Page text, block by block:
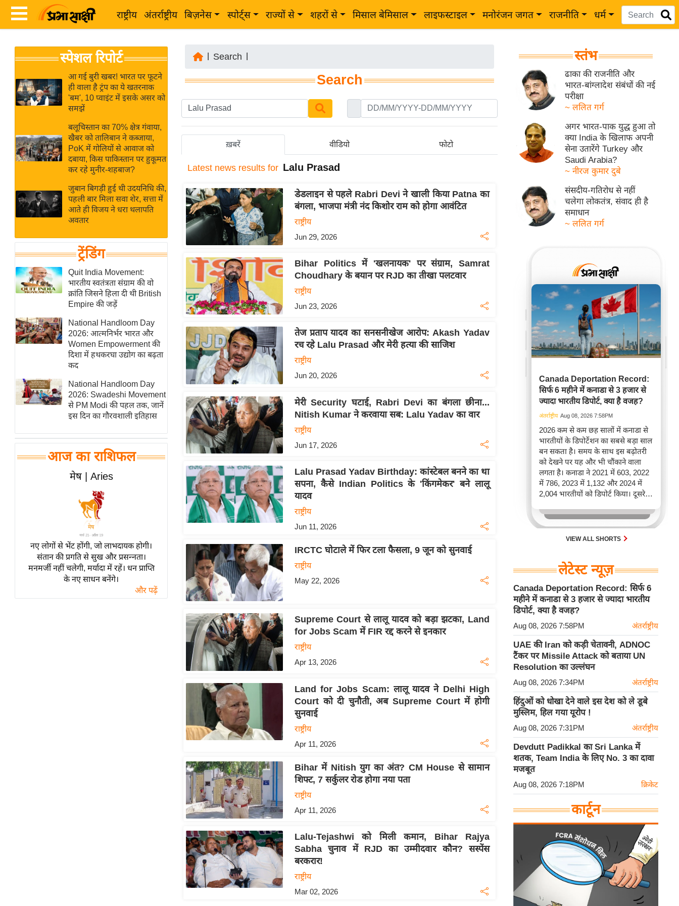
राष्ट्रीय अंतर्राष्ट्रीय बिज़नेस स्पोर्ट्स राज्यों से शहरों से मिसाल बेमिसाल लाइफस्टाइल मनोरंजन जगत राजनीति धर्म
News
Hindi
Live
News in
Hindi
News
Hindi
Videos
ख
ब
र
अंतर्राष्ट्रीय
बिज़नेस
विशेषज्ञ
राय
खेल
क्रिकेट
IPL
2026
ई-पेपर
मिसाल बेमिसाल
शख्सियत
यंग इंडिया
साहित्य जगत
ऑटो वर्ल्ड
न्यूज ब्रीफ
बॉलीवुड
हॉलीवुड
फिल्म समीक्षा
लाइफस्टाइल
टेक्नॉलॉजी
ब्यूटी/फैशन
घरेलू नुस्खे
पर्यटन स्थल
फिटनेस मंत्रा
स्पेशल रिपोर्ट
आ गई बुरी खबर! भारत पर फूटने
ही वाला है ट्रंप का ये खतरनाक
'बम', 10 प्वाइंट में इसके असर को
समझें
बलूचिस्तान का 70% क्षेत्र गंवाया,
खैबर को तालिबान ने कब्जाया,
PoK में गोलियों से आवाज को
दबाया, किस पाकिस्तान पर हुकूमत
कर रहे मुनीर-शहबाज?
जुबान बिगड़ी हुई थी उदयनिधि की,
पहली बार मिला सवा शेर, सत्ता में
आते ही विजय ने धरा थलापति
अवतार
ट्रेंडिंग
Quit India Movement:
भारतीय स्वतंत्रता संग्राम की वो
क्रांति जिसने हिला दी थी British
Empire की जड़ें
National Handloom Day
2026: आत्मनिर्भर भारत और
Women Empowerment की
दिशा में हथकरघा उद्योग का बढ़ता
कद
National Handloom Day
2026: Swadeshi Movement
से PM Modi की पहल तक, जानें
इस दिन का गौरवशाली इतिहास
आज का राशिफल
मेष | Aries
नए लोगों से भेंट होंगी, जो लाभदायक होगी।
संतान की प्रगति से सुख और प्रसन्नता।
मनमर्जी नहीं चलेगी, मर्यादा में रहें। धन प्राप्ति
के नए साधन बनेंगे।
और पढ़ें
Search
Search
ख़बरें वीडियो फोटो
Latest news results for Lalu Prasad
डेडलाइन से पहले Rabri Devi ने खाली किया Patna का
बंगला, भाजपा मंत्री नंद किशोर राम को होगा आवंटित
राष्ट्रीय
Jun 29, 2026
Bihar Politics में 'खलनायक' पर संग्राम, Samrat
Choudhary के बयान पर RJD का तीखा पलटवार
राष्ट्रीय
Jun 23, 2026
तेज प्रताप यादव का सनसनीखेज आरोप: Akash Yadav
रच रहे Lalu Prasad और मेरी हत्या की साजिश
राष्ट्रीय
Jun 20, 2026
मेरी Security घटाई, Rabri Devi का बंगला छीना...
Nitish Kumar ने करवाया सब: Lalu Yadav का वार
राष्ट्रीय
Jun 17, 2026
Lalu Prasad Yadav Birthday: कांस्टेबल बनने का था
सपना, कैसे Indian Politics के 'किंगमेकर' बने लालू
यादव
राष्ट्रीय
Jun 11, 2026
IRCTC घोटाले में फिर टला फैसला, 9 जून को सुनवाई
राष्ट्रीय
May 22, 2026
Supreme Court से लालू यादव को बड़ा झटका, Land
for Jobs Scam में FIR रद्द करने से इनकार
राष्ट्रीय
Apr 13, 2026
Land for Jobs Scam: लालू यादव ने Delhi High
Court को दी चुनौती, अब Supreme Court में होगी
सुनवाई
राष्ट्रीय
Apr 11, 2026
Bihar में Nitish युग का अंत? CM House से सामान
शिफ्ट, 7 सर्कुलर रोड होगा नया पता
राष्ट्रीय
Apr 11, 2026
Lalu-Tejashwi को मिली कमान, Bihar Rajya
Sabha चुनाव में RJD का उम्मीदवार कौन? सस्पेंस
बरकरार!
राष्ट्रीय
Mar 02, 2026
स्तंभ
ढाका की राजनीति और
भारत-बांग्लादेश संबंधों की नई
परीक्षा
~ ललित गर्ग
अगर भारत-पाक युद्ध हुआ तो
क्या India के खिलाफ अपनी
सेना उतारेंगे Turkey और
Saudi Arabia?
~ नीरज कुमार दुबे
संसदीय-गतिरोध से नहीं
चलेगा लोकतंत्र, संवाद ही है
समाधान
~ ललित गर्ग
Canada Deportation Record:
सिर्फ 6 महीने में कनाडा से 3 हजार से
ज्यादा भारतीय डिपोर्ट, क्या है वजह?
अंतर्राष्ट्रीय Aug 08, 2026 7:58PM
2026 कम से कम छह सालों में कनाडा से
भारतीयों के डिपोर्टेशन का सबसे बड़ा साल
बन सकता है। समय के साथ इस बढ़ोतरी
को देखने पर यह और भी चौंकाने वाला
लगता है। कनाडा ने 2021 में 603, 2022
में 786, 2023 में 1,132 और 2024 में
2,004 भारतीयों को डिपोर्ट किया। दूसरे
पूरे साल की तुलना में 2026 की पहली
छमाही में ज़्यादा भारतीयों को वापस भेजा
VIEW ALL SHORTS
लेटेस्ट न्यूज़
Canada Deportation Record: सिर्फ 6
महीने में कनाडा से 3 हजार से ज्यादा भारतीय
डिपोर्ट, क्या है वजह?
Aug 08, 2026 7:58PM अंतर्राष्ट्रीय
UAE की Iran को कड़ी चेतावनी, ADNOC
टैंकर पर Missile Attack को बताया UN
Resolution का उल्लंघन
Aug 08, 2026 7:34PM अंतर्राष्ट्रीय
हिंदुओं को धोखा देने वाले इस देश को ले डूबे
मुस्लिम, हिल गया यूरोप !
Aug 08, 2026 7:31PM अंतर्राष्ट्रीय
Devdutt Padikkal का Sri Lanka में
शतक, Team India के लिए No. 3 का दावा
मजबूत
Aug 08, 2026 7:18PM क्रिकेट
कार्टून